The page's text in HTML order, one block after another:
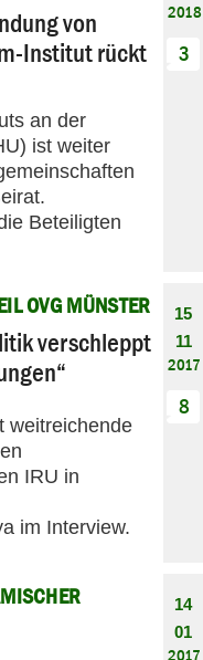
von
Institut rückt
an der
ist weiter
Beteiligten
2018
3
OVG MÜNSTER
verschleppt
weitreichende
IRU in
im Interview.
15
11
2017
8
14
01
2017